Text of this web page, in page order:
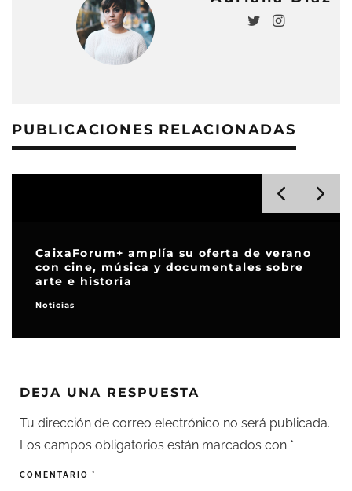
PUBLICACIONES RELACIONADAS
Prime Video celebra su décimo
aniversario en España con un ambicioso
despliegue de nuevas producciones
Series de TV
DEJA UNA RESPUESTA
Tu dirección de correo electrónico no será publicada.
Los campos obligatorios están marcados con *
COMENTARIO *